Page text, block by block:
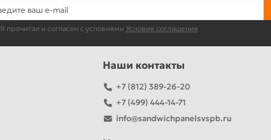
Я прочитал и согласен с условиями Условия соглашения
Наши контакты
+7 (812) 389-26-20
+7 (499) 444-14-71
info@sandwichpanelsvspb.ru